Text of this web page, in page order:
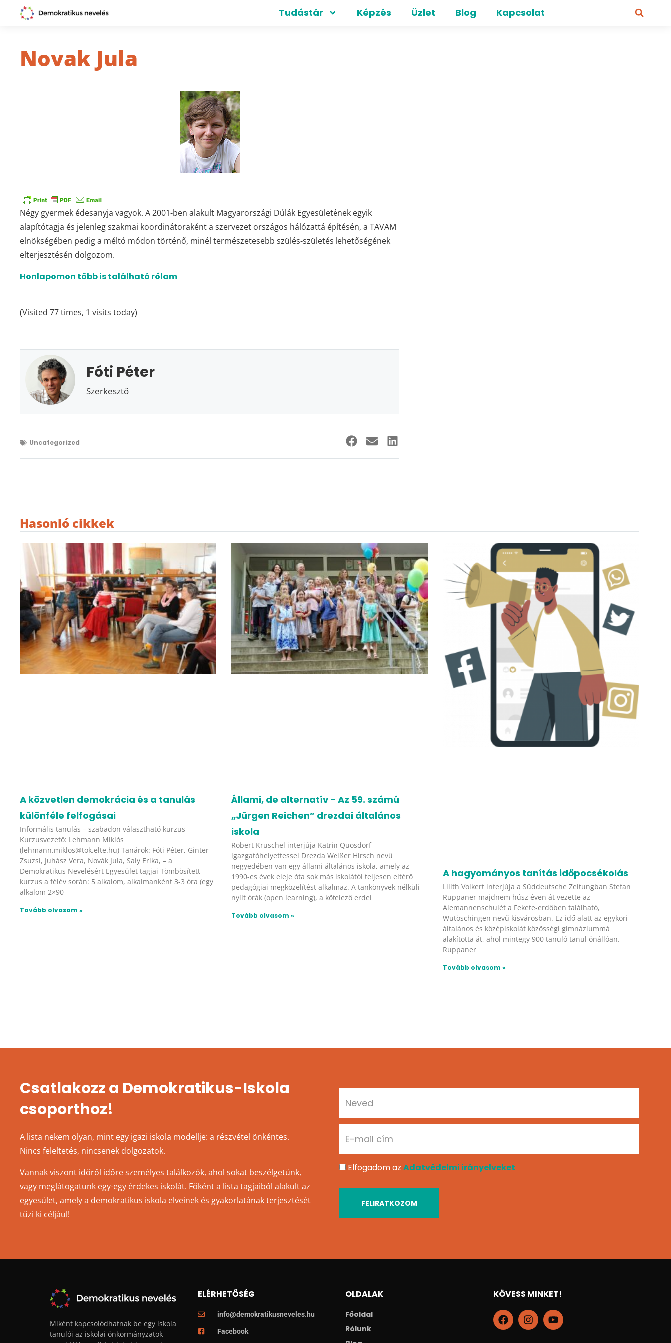
Tudástár Képzés Üzlet Blog Kapcsolat
Novak Jula
Négy gyermek édesanyja vagyok. A 2001-ben alakult Magyarországi Dúlák Egyesületének egyik
alapítótagja és jelenleg szakmai koordinátoraként a szervezet országos hálózattá építésén, a TAVAM
elnökségében pedig a méltó módon történő, minél természetesebb szülés-születés lehetőségének
elterjesztésén dolgozom.
Honlapomon több is található rólam
(Visited 77 times, 1 visits today)
Fóti Péter
Szerkesztő
Uncategorized
Hasonló cikkek
A közvetlen demokrácia és a tanulás
különféle felfogásai
Informális tanulás – szabadon választható kurzus
Kurzusvezető: Lehmann Miklós
(lehmann.miklos@tok.elte.hu) Tanárok: Fóti Péter, Ginter
Zsuzsi, Juhász Vera, Novák Jula, Saly Erika, – a
Demokratikus Nevelésért Egyesület tagjai Tömbösített
kurzus a félév során: 5 alkalom, alkalmanként 3-3 óra (egy
alkalom 2×90
Tovább olvasom »
Állami, de alternatív – Az 59. számú
„Jürgen Reichen” drezdai általános
iskola
Robert Kruschel interjúja Katrin Quosdorf
igazgatóhelyettessel Drezda Weißer Hirsch nevű
negyedében van egy állami általános iskola, amely az
1990-es évek eleje óta sok más iskolától teljesen eltérő
pedagógiai megközelítést alkalmaz. A tankönyvek nélküli
nyílt órák (open learning), a kötelező erdei
Tovább olvasom »
A hagyományos tanítás időpocsékolás
Lilith Volkert interjúja a Süddeutsche Zeitungban Stefan
Ruppaner majdnem húsz éven át vezette az
Alemannenschulét a Fekete-erdőben található,
Wutöschingen nevű kisvárosban. Ez idő alatt az egykori
általános és középiskolát közösségi gimnáziummá
alakította át, ahol mintegy 900 tanuló tanul önállóan.
Ruppaner
Tovább olvasom »
Csatlakozz a Demokratikus-Iskola
csoporthoz!
A lista nekem olyan, mint egy igazi iskola modellje: a részvétel önkéntes.
Nincs feleltetés, nincsenek dolgozatok.
Vannak viszont időről időre személyes találkozók, ahol sokat beszélgetünk,
vagy meglátogatunk egy-egy érdekes iskolát. Főként a lista tagjaiból alakult az
egyesület, amely a demokratikus iskola elveinek és gyakorlatának terjesztését
tűzi ki céljául!
Elfogadom az Adatvédelmi irányelveket
FELIRATKOZOM
Miként kapcsolódhatnak be egy iskola
tanulói az iskolai önkormányzatok
ELÉRHETŐSÉG
info@demokratikusneveles.hu
Facebook
OLDALAK
Főoldal
Rólunk
KÖVESS MINKET!